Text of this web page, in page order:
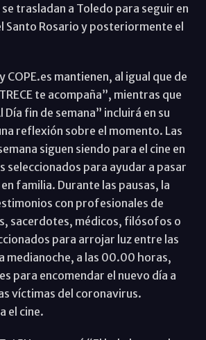
se trasladan a Toledo para seguir en
Santo Rosario y posteriormente el
COPE.es mantienen, al igual que de
te acompaña”, mientras que
fin de semana” incluirá en su
reflexión sobre el momento. Las
siguen siendo para el cine en
seleccionados para ayudar a pasar
familia. Durante las pausas, la
con profesionales de
sacerdotes, médicos, filósofos o
para arrojar luz entre las
medianoche, a las 00.00 horas,
para encomendar el nuevo día a
víctimas del coronavirus.
el cine.